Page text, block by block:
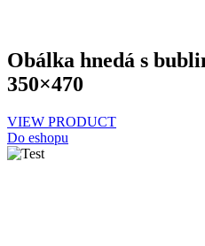
Obálka hnedá s
350×470
VIEW PRODUCT
Do eshopu